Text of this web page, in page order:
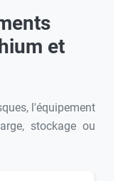
et
l'équipement
stockage ou